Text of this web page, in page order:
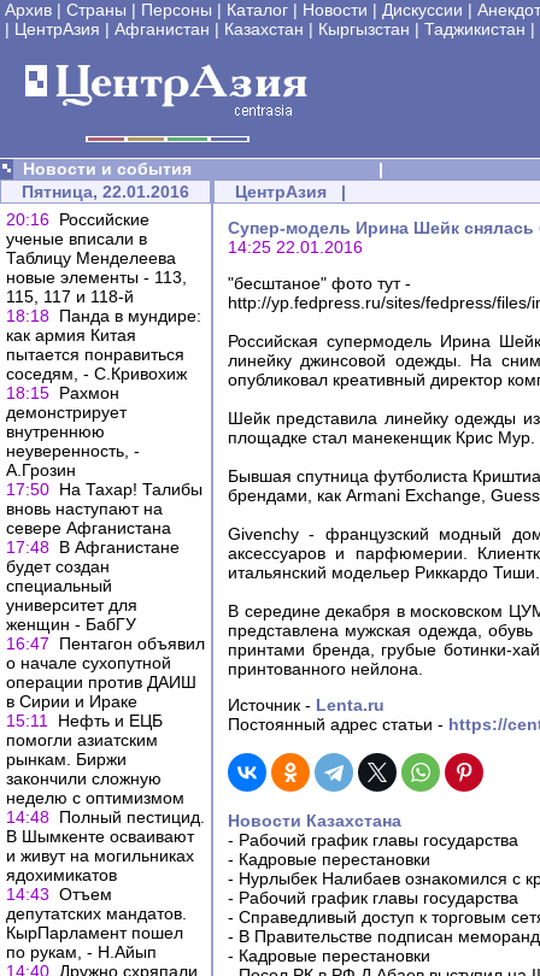
Архив | Страны | Персоны | Каталог | Новости | Дискуссии |
| ЦентрАзия | Афганистан | Казахстан | Кыргызстан | Таджикистан |
Новости и события
|
Пятница, 22.01.2016
20:16 Российские
ученые вписали в
Таблицу Менделеева
новые элементы - 113,
115, 117 и 118-й
18:18 Панда в мундире:
как армия Китая
пытается понравиться
соседям, - С.Кривохиж
18:15 Рахмон
демонстрирует
внутреннюю
неуверенность, -
А.Грозин
17:50 На Тахар! Талибы
вновь наступают на
севере Афганистана
17:48 В Афганистане
будет создан
специальный
университет для
женщин - БабГУ
16:47
Пентагон объявил
о начале сухопутной
операции против ДАИШ
в Сирии и Ираке
15:11
Нефть и ЕЦБ
помогли азиатским
рынкам. Биржи
закончили сложную
неделю с оптимизмом
14:48 Полный пестицид.
В Шымкенте осваивают
и живут на могильниках
ядохимикатов
14:43 Отъем
депутатских мандатов.
КырПарламент пошел
по рукам, - Н.Айып
14:40 Дружно схряпали
ЦентрАзия |
Супер-модель Ирина Шейк
14:25 22.01.2016
"бесштаное" фото тут -
http://yp.fedpress.ru/sites/fedpress/
Российская супермодель Ирина
линейку джинсовой одежды. На
опубликовал креативный директор
Шейк представила линейку одежды
площадке стал манекенщик Крис Мур.
Бывшая спутница футболиста
брендами, как Armani Exchange,
Givenchy - французский модный
аксессуаров и парфюмерии.
итальянский модельер Риккардо Тиши.
В середине декабря в московском
представлена мужская одежда,
принтами бренда, грубые ботинки-
принтованного нейлона.
Источник - Lenta.ru
Постоянный адрес статьи - https://
Новости Казахстана
- Рабочий график главы государства
- Кадровые перестановки
- Нурлыбек Налибаев ознакомился с
- Рабочий график главы государства
- Справедливый доступ к торговым
- В Правительстве подписан
- Кадровые перестановки